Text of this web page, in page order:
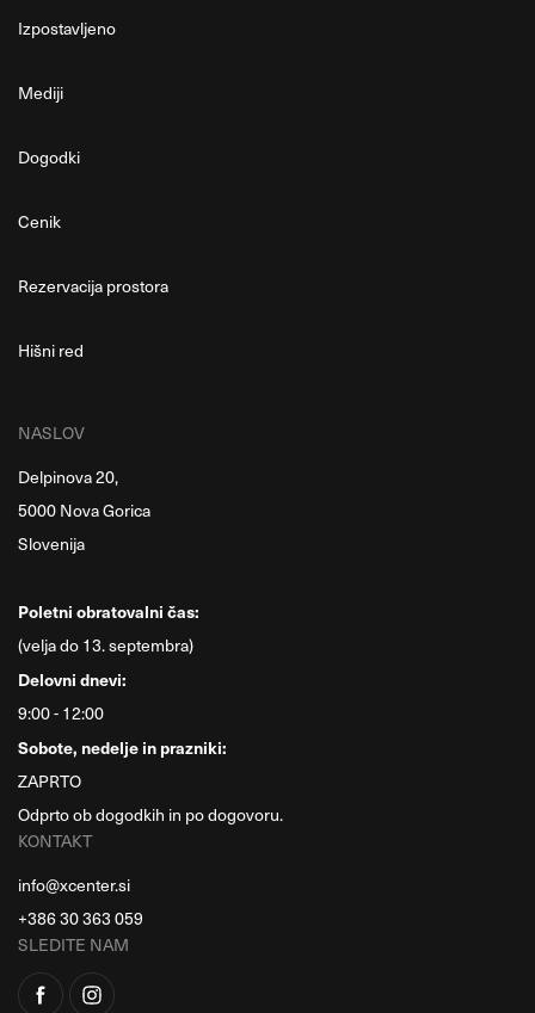
Izpostavljeno
Mediji
Dogodki
Cenik
Rezervacija prostora
Hišni red
NASLOV
Delpinova 20,
5000 Nova Gorica
Slovenija
Poletni obratovalni čas:
(velja do 13. septembra)
Delovni dnevi:
9:00 - 12:00
Sobote, nedelje in prazniki:
ZAPRTO
Odprto ob dogodkih in po dogovoru.
KONTAKT
info@xcenter.si
+386 30 363 059
SLEDITE NAM